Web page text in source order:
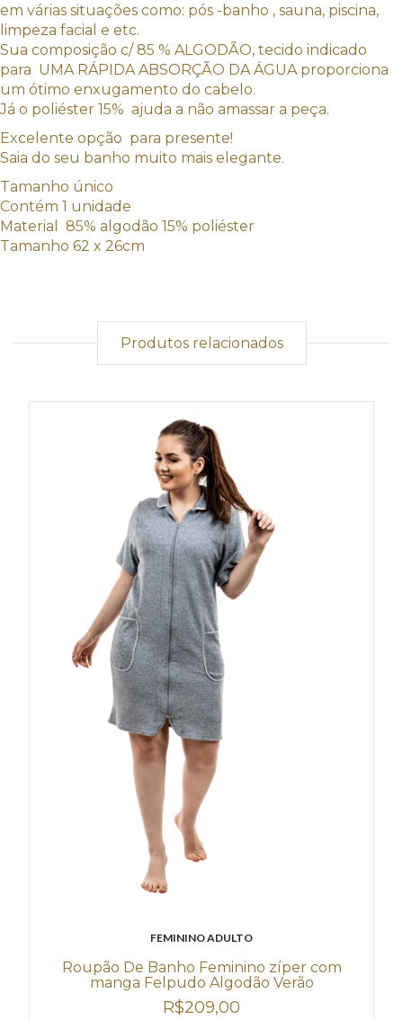
em várias situações como: pós -banho , sauna, piscina,
limpeza facial e etc.
Sua composição c/ 85 % ALGODÃO, tecido indicado
para UMA RÁPIDA ABSORÇÃO DA ÁGUA proporciona
um ótimo enxugamento do cabelo.
Já o poliéster 15% ajuda a não amassar a peça.
Excelente opção para presente!
Saia do seu banho muito mais elegante.
Tamanho único
Contém 1 unidade
Material 85% algodão 15% poliéster
Tamanho 62 x 26cm
Produtos relacionados
FEMININO ADULTO
Roupão De Banho Feminino zíper com
manga Felpudo Algodão Verão
R$209,00